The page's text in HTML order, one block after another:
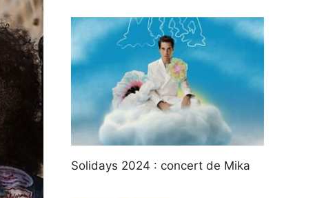
Solidays 2024 : concert de Mika